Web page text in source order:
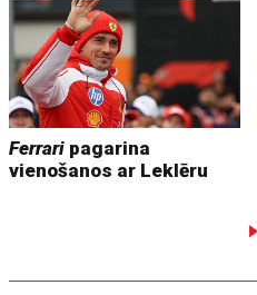
Ferrari pagarina
vienošanos ar Leklēru